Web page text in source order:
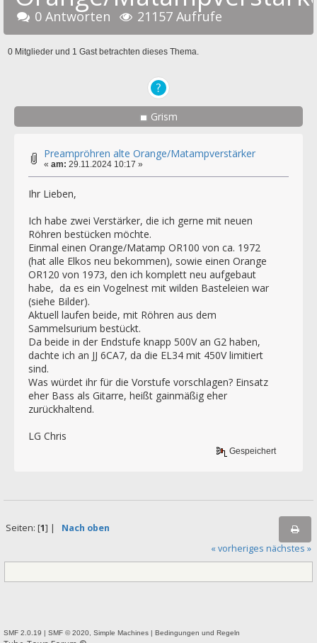
0 Antworten 21157 Aufrufe
0 Mitglieder und 1 Gast betrachten dieses Thema.
Grism
Preampröhren alte Orange/Matampverstärker
« am: 29.11.2024 10:17 »
Ihr Lieben,
Ich habe zwei Verstärker, die ich gerne mit neuen
Röhren bestücken möchte.
Einmal einen Orange/Matamp OR100 von ca. 1972
(hat alle Elkos neu bekommen), sowie einen Orange
OR120 von 1973, den ich komplett neu aufgebaut
habe, da es ein Vogelnest mit wilden Basteleien war
(siehe Bilder).
Aktuell laufen beide, mit Röhren aus dem
Sammelsurium bestückt.
Da beide in der Endstufe knapp 500V an G2 haben,
dachte ich an JJ 6CA7, da die EL34 mit 450V limitiert
sind.
Was würdet ihr für die Vorstufe vorschlagen? Einsatz
eher Bass als Gitarre, heißt gainmäßig eher
zurückhaltend.
LG Chris
Gespeichert
Seiten: [1] | Nach oben
« vorheriges nächstes »
SMF 2.0.19 | SMF © 2020, Simple Machines | Bedingungen und Regeln